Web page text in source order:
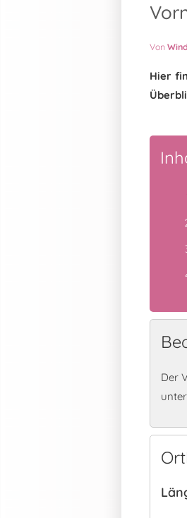
Von
Hier
Der